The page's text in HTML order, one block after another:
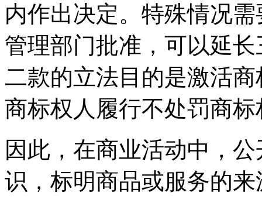
内作出决定。特殊情况
管理部门批准，可以延
二款的立法目的是激活
商标权人履行不处罚商
因此，在商业活动中，
识，标明商品或服务的